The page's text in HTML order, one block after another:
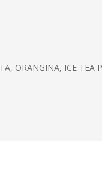
ORANGINA, ICE TEA